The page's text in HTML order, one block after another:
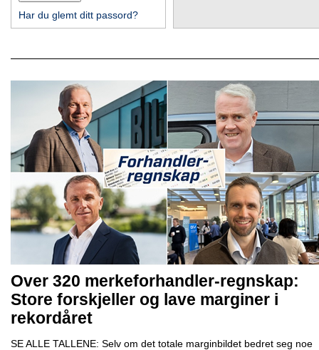
Har du glemt ditt passord?
Over 320 merkeforhandler-regnskap:
Store forskjeller og lave marginer i
rekordåret
SE ALLE TALLENE: Selv om det totale marginbildet bedret seg noe